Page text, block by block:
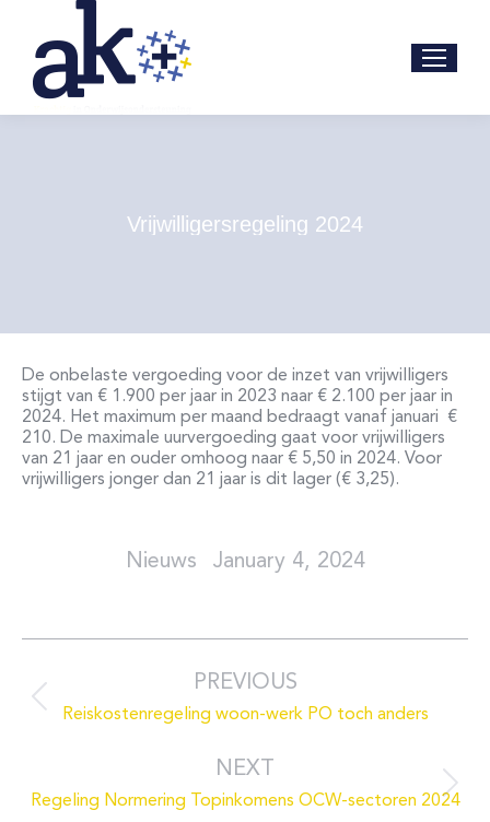
Vrijwilligersregeling 2024
De onbelaste vergoeding voor de inzet van vrijwilligers
stijgt van € 1.900 per jaar in 2023 naar € 2.100 per jaar in
2024. Het maximum per maand bedraagt vanaf januari
€
210. De maximale uurvergoeding gaat voor vrijwilligers
van 21 jaar en ouder omhoog naar € 5,50 in 2024. Voor
vrijwilligers jonger dan 21 jaar is dit lager (€ 3,25).
January 4, 2024
PREVIOUS
Previous
post:
Reiskostenregeling woon-werk PO toch anders
NEXT
post:
Regeling Normering Topinkomens OCW-sectoren 2024